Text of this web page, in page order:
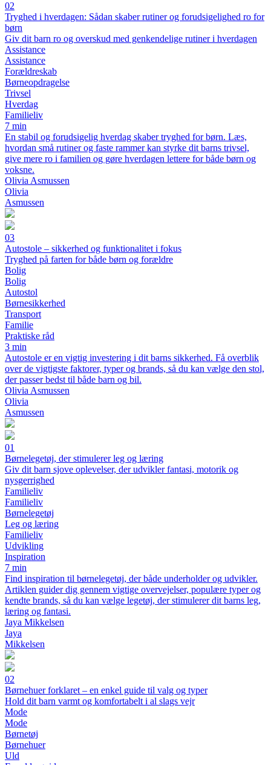
02
Tryghed i hverdagen: Sådan skaber rutiner og forudsigelighed ro for
børn
Giv dit barn ro og overskud med genkendelige rutiner i hverdagen
Assistance
Assistance
Forældreskab
Børneopdragelse
Trivsel
Hverdag
Familieliv
7 min
En stabil og forudsigelig hverdag skaber tryghed for børn. Læs,
hvordan små rutiner og faste rammer kan styrke dit barns trivsel,
give mere ro i familien og gøre hverdagen lettere for både børn og
voksne.
Olivia Asmussen
Olivia
Asmussen
03
Autostole – sikkerhed og funktionalitet i fokus
Tryghed på farten for både børn og forældre
Bolig
Bolig
Autostol
Børnesikkerhed
Transport
Familie
Praktiske råd
3 min
Autostole er en vigtig investering i dit barns sikkerhed. Få overblik
over de vigtigste faktorer, typer og brands, så du kan vælge den stol,
der passer bedst til både barn og bil.
Olivia Asmussen
Olivia
Asmussen
01
Børnelegetøj, der stimulerer leg og læring
Giv dit barn sjove oplevelser, der udvikler fantasi, motorik og
nysgerrighed
Familieliv
Familieliv
Børnelegetøj
Leg og læring
Familieliv
Udvikling
Inspiration
7 min
Find inspiration til børnelegetøj, der både underholder og udvikler.
Artiklen guider dig gennem vigtige overvejelser, populære typer og
kendte brands, så du kan vælge legetøj, der stimulerer dit barns leg,
læring og fantasi.
Jaya Mikkelsen
Jaya
Mikkelsen
02
Børnehuer forklaret – en enkel guide til valg og typer
Hold dit barn varmt og komfortabelt i al slags vejr
Mode
Mode
Børnetøj
Børnehuer
Uld